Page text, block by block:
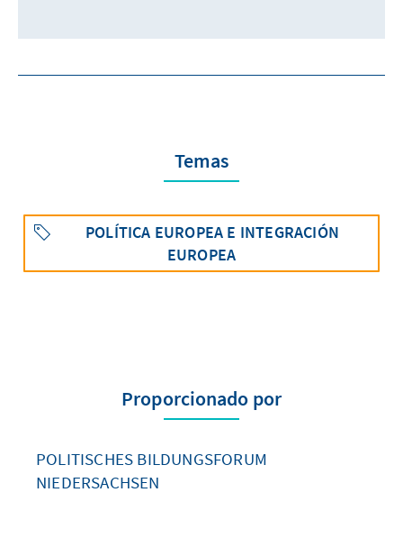
Temas
POLÍTICA EUROPEA E INTEGRACIÓN
EUROPEA
Proporcionado por
POLITISCHES BILDUNGSFORUM
NIEDERSACHSEN